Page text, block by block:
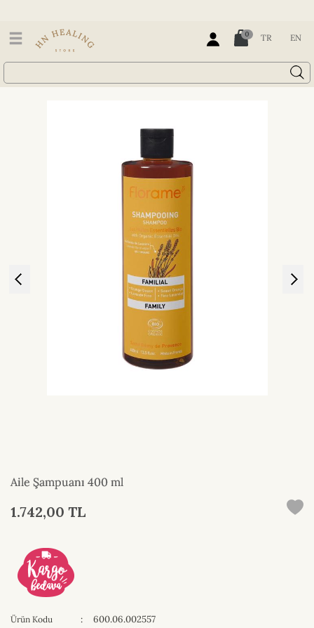
0 TR EN
Aile Şampuanı 400 ml
1.742,00 TL
Ürün Kodu : 600.06.002557